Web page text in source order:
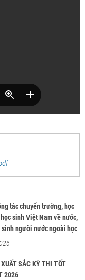
tác chuyển trường, học
sinh Việt Nam về nước,
sinh người nước ngoài học
năm học 2026-2027
SẮC KỲ THI TỐT
2026